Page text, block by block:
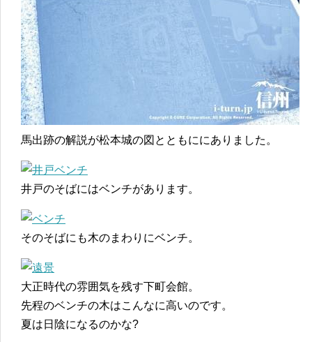
馬出跡の解説が松本城の図とともににありました。
井戸のそばにはベンチがあります。
そのそばにも木のまわりにベンチ。
大正時代の雰囲気を残す下町会館。
先程のベンチの木はこんなに高いのです。
夏は日陰になるのかな?